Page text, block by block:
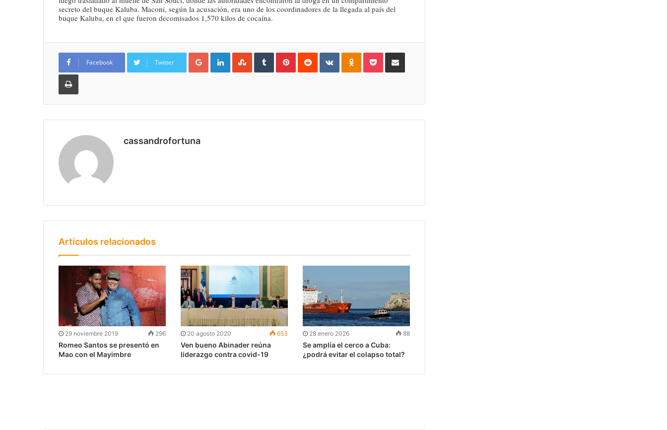
secreto del buque Kaluba. Maconi, según la acusación, era uno de los coordinadores de la llegada al país del
buque Kaluba, en el que fueron decomisados 1,570 kilos de cocaína.
Facebook Twitter
Google+LinkedInStumbleUpon
TumblrPinterestReddit VKontakteOdnoklassniki
PocketCompartir por Correo
Imprimir
cassandrofortuna
Artículos relacionados
29 noviembre 2019 296
Romeo Santos se presentó en
Mao con el Mayimbre
20 agosto 2020 653
Ven bueno Abinader reúna
liderazgo contra covid-19
28 enero 2026 88
Se amplía el cerco a Cuba:
¿podrá evitar el colapso total?